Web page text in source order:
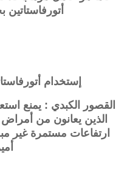
إستخدام
القصور الكبدي : يمنع
الذين يعانون من
ارتفاعات مستمرة غير